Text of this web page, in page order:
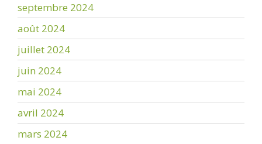
septembre 2024
août 2024
juillet 2024
juin 2024
mai 2024
avril 2024
mars 2024